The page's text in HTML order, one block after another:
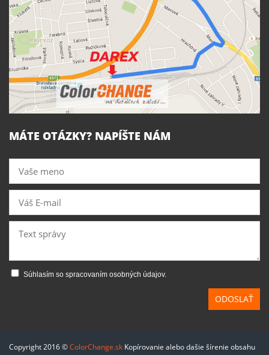
MÁTE OTÁZKY? NAPÍŠTE NÁM
Súhlasím so spracovaním osobných údajov.
ODOSLAŤ
Copyright 2016 ©ColorChange.sk Kopírovanie alebo dašie šírenie obsahu